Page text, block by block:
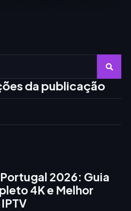
da publicação
Portugal 2026: Guia
4K e Melhor